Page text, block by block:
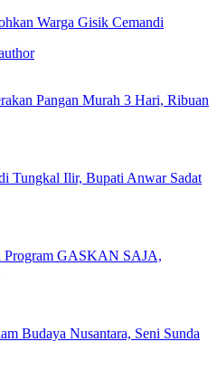
Warga Gisik Cemandi
Pangan Murah 3 Hari, Ribuan
Tungkal Ilir, Bupati Anwar Sadat
Program GASKAN SAJA,
Budaya Nusantara, Seni Sunda